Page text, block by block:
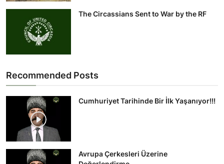
The Circassians Sent to War by the RF
Recommended Posts
Cumhuriyet Tarihinde Bir İlk Yaşanıyor!!!
Avrupa Çerkesleri Üzerine